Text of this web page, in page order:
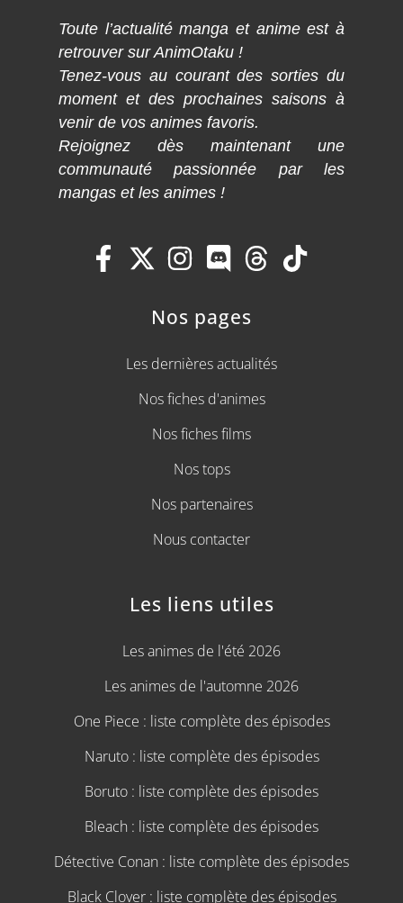
Toute l’actualité manga et anime est à
retrouver sur AnimOtaku !
Tenez-vous au courant des sorties du
moment et des prochaines saisons à
venir de vos animes favoris.
Rejoignez dès maintenant une
communauté passionnée par les
mangas et les animes !
Nos pages
Les dernières actualités
Nos fiches d'animes
Nos fiches films
Nos tops
Nos partenaires
Nous contacter
Les liens utiles
Les animes de l'été 2026
Les animes de l'automne 2026
One Piece : liste complète des épisodes
Naruto : liste complète des épisodes
Boruto : liste complète des épisodes
Bleach : liste complète des épisodes
Détective Conan : liste complète des épisodes
Black Clover : liste complète des épisodes